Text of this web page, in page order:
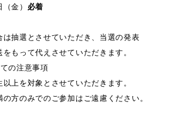
金） 必着
は抽選とさせていただき、当選の発表
もって代えさせていただきます。
の注意事項
上を対象とさせていただきます。
方のみでのご参加はご遠慮ください。